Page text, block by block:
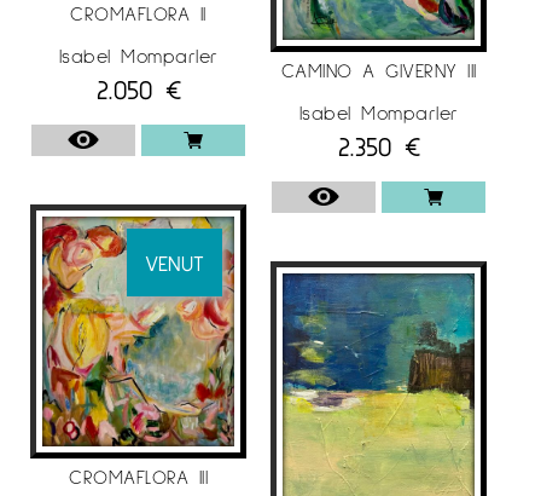
CROMAFLORA II
Isabel Momparler
2.050 €
VENUT
CROMAFLORA III
CAMINO A GIVERNY III
Isabel Momparler
2.350 €